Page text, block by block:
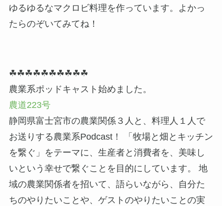
ゆるゆるなマクロビ料理を作っています。よかっ
たらのぞいてみてね！
☘☘☘☘☘☘☘☘☘☘
農業系ポッドキャスト始めました。
農道223号
静岡県富士宮市の農業関係３人と、料理人１人で
お送りする農業系Podcast！ 「牧場と畑とキッチン
を繋ぐ」をテーマに、生産者と消費者を、美味し
いという幸せで繋ぐことを目的にしています。 地
域の農業関係者を招いて、語らいながら、自分た
ちのやりたいことや、ゲストのやりたいことの実